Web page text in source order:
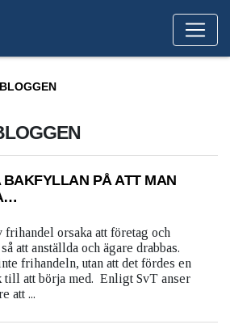
PÅ ATT MAN
frihandel orsaka att företag och
att anställda och ägare drabbas.
frihandeln, utan att det fördes en
att börja med. Enligt SvT anser
att ...